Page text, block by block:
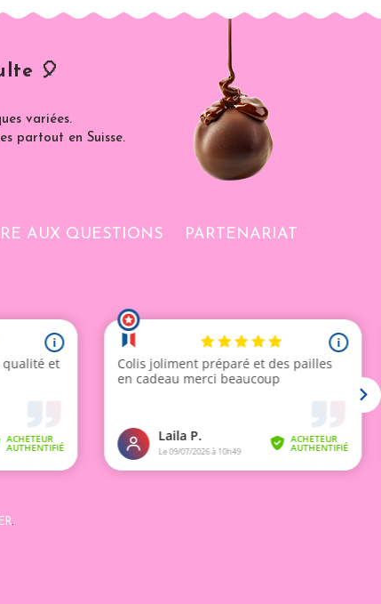
🎈
variées.
partout en Suisse.
AUX QUESTIONS
PARTENARIAT
.